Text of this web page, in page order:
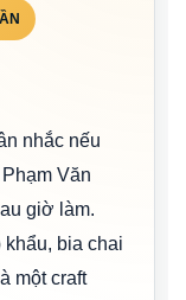
nhắc nếu
Văn
giờ làm.
bia chai
một craft